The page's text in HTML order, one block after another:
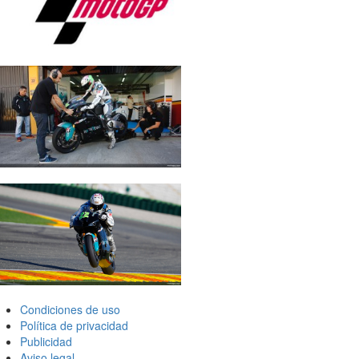
Condiciones de uso
Política de privacidad
Publicidad